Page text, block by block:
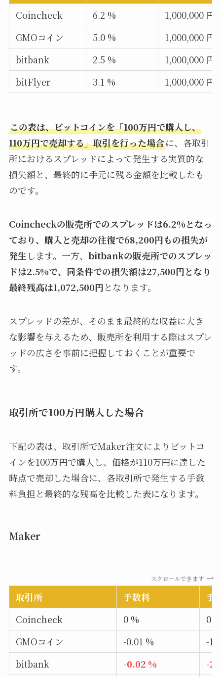
Coincheck
6.2 %
1,000,000 円
GMOコイン
5.0 %
1,000,000 円
bitbank
2.5 %
1,000,000 円
bitFlyer
3.1 % 1,000,000 円
この表は、ビットコインを「100万円で購入し、
110万円で売却する」取引を行った場合に、各取引
所におけるスプレッドによって発生する実質的な
損失額と、最終的に手元に残る金額を比較したも
のです。
Coincheckの販売所でのスプレッドは6.2%となっ
ており、購入と売却の往復で68,200円もの損失が
発生 します。一方、 bitbankの販売所でのスプレッ
ドは2.5%で、同条件での損失額は27,500円となり
最終残高は1,072,500円となります。
スプレッドの差が、そのまま最終的な収益に大き
な影響を与えるため、販売所を利用する際はスプレ
ッドの広さを事前に把握しておくことが重要で
す。
取引所で100万円購入した場合
下記の表は、取引所でMaker注文によりビットコ
インを100万円で購入し、価格が110万円に達した
時点で売却した場合に、各取引所で発生する手数
料負担と最終的な残高を比較した表になります。
Maker
スクロールできます
取引所 手数料
手
Coincheck
0 %
0
GMOコイン
-0.01 %
-
bitbank
-0.02 % -